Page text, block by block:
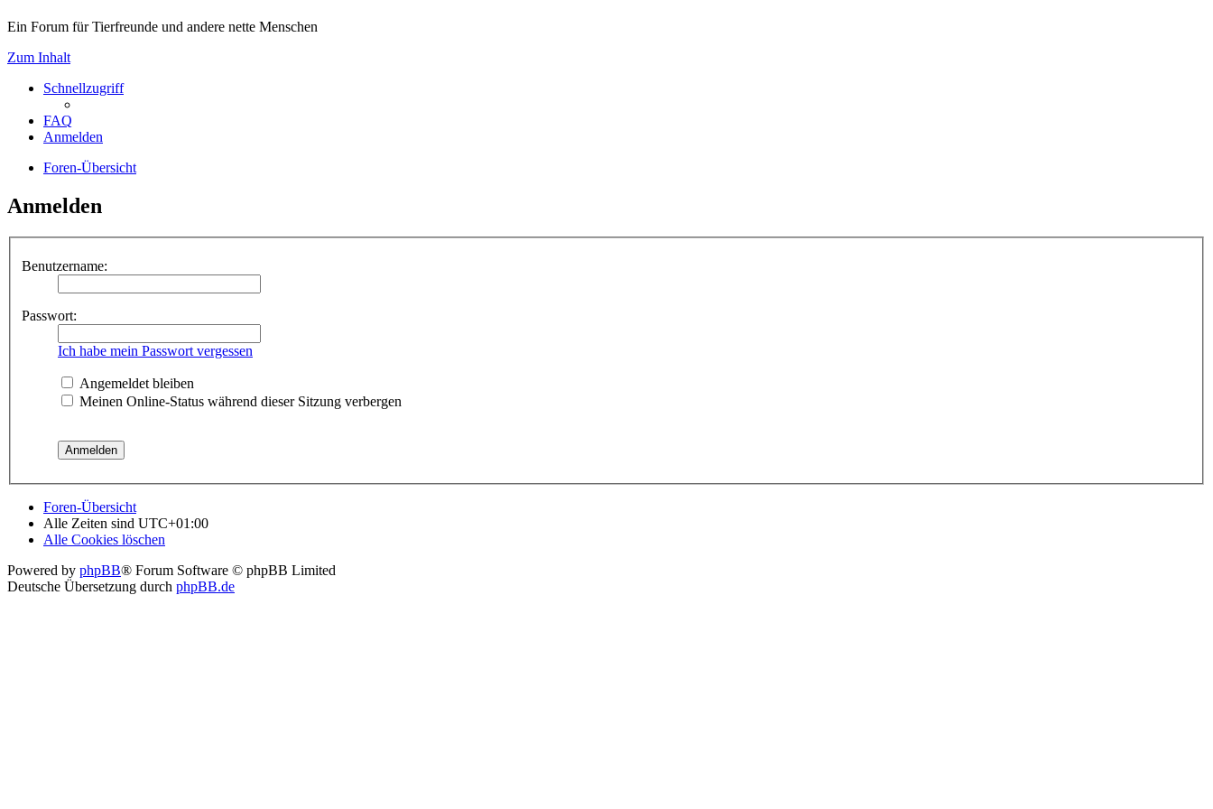
Ein Forum für Tierfreunde und andere nette Menschen
Zum Inhalt
Schnellzugriff
FAQ
Anmelden
Foren-Übersicht
Anmelden
Benutzername:
Passwort:
Ich habe mein Passwort vergessen
Angemeldet bleiben
Meinen Online-Status während dieser Sitzung verbergen
Foren-Übersicht
Alle Zeiten sind UTC+01:00
Alle Cookies löschen
Powered by phpBB® Forum Software © phpBB Limited
Deutsche Übersetzung durch phpBB.de